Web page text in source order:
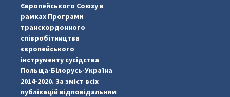
Європейського Союзу в
рамках Програми
транскордонного
співробітництва
європейського
інструменту сусідства
Польща-Білорусь-Україна
2014-2020. За зміст всіх
публікацій відповідальним